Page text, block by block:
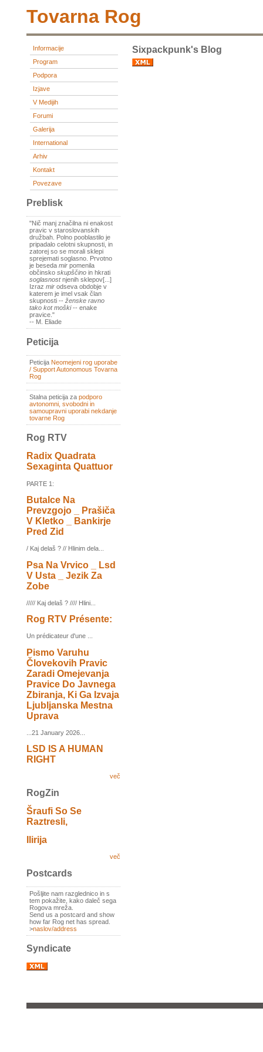
Tovarna Rog
Informacije
Program
Podpora
Izjave
V Medijih
Forumi
Galerija
International
Arhiv
Kontakt
Povezave
Preblisk
"Nič manj značilna ni enakost
pravic v staroslovanskih
družbah. Polno pooblastilo je
pripadalo celotni skupnosti, in
zatorej so se morali sklepi
sprejemati soglasno. Prvotno
je beseda mir pomenila
občinsko skupščino in hkrati
soglasnostnjenih sklepov[...]
Izraz mir odseva obdobje v
katerem je imel vsak član
skupnosti -- ženske ravno
tako kot moški-- enake
pravice."
-- M. Eliade
Peticija
Peticija Neomejeni rog uporabe
/ Support Autonomous Tovarna
Rog
Stalna peticija za podporo
avtonomni, svobodni in
samoupravni uporabi nekdanje
tovarne Rog
Rog RTV
Radix Quadrata
Sexaginta Quattuor
PARTE 1:
Butalce Na
Prevzgojo _ Prašiča
V Kletko _ Bankirje
Pred Zid
/ Kaj delaš ? // Hlinim dela...
Psa Na Vrvico _ Lsd
V Usta _ Jezik Za
Zobe
///// Kaj delaš ? //// Hlini...
Rog RTV Présente:
Un prédicateur d'une ...
Pismo Varuhu
Človekovih Pravic
Zaradi Omejevanja
Pravice Do Javnega
Zbiranja, Ki Ga Izvaja
Ljubljanska Mestna
Uprava
...21 January 2026...
LSD IS A HUMAN
RIGHT
več
RogZin
Šraufi So Se
Raztresli,
Ilirija
več
Postcards
Pošljite nam razglednico in s
tem pokažite, kako daleč sega
Rogova mreža.
Send us a postcard and show
how far Rog net has spread.
>naslov/address
Syndicate
Sixpackpunk's Blog